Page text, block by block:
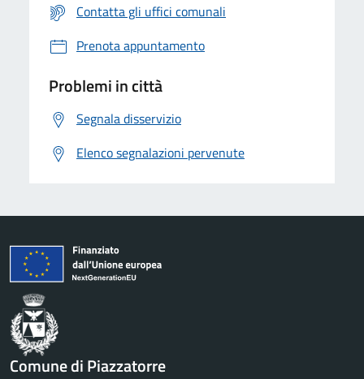
Contatta gli uffici comunali
Prenota appuntamento
Problemi in città
Segnala disservizio
Elenco segnalazioni pervenute
Comune di Piazzatorre